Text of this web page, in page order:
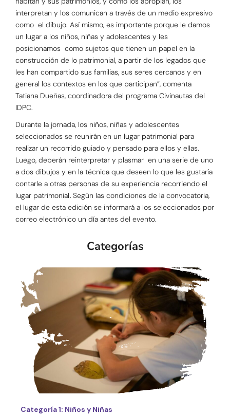
interpretan y los comunican a través de un medio expresivo
como el dibujo. Así mismo, es importante porque le damos
un lugar a los niños, niñas y adolescentes y les
posicionamos como sujetos que tienen un papel en la
construcción de lo patrimonial, a partir de los legados que
les han compartido sus familias, sus seres cercanos y en
general los contextos en los que participan”, comenta
Tatiana Dueñas, coordinadora del programa Civinautas del
IDPC.
Durante la jornada, los niños, niñas y adolescentes
seleccionados se reunirán en un lugar patrimonial para
realizar un recorrido guiado y pensado para ellos y ellas.
Luego, deberán reinterpretar y plasmar en una serie de uno
a dos dibujos y en la técnica que deseen lo que les gustaría
contarle a otras personas de su experiencia recorriendo el
lugar patrimonial. Según las condiciones de la convocatoria,
el lugar de esta edición se informará a los seleccionados por
correo electrónico un día antes del evento.
Categorías
Categoría 1: Niños y Niñas